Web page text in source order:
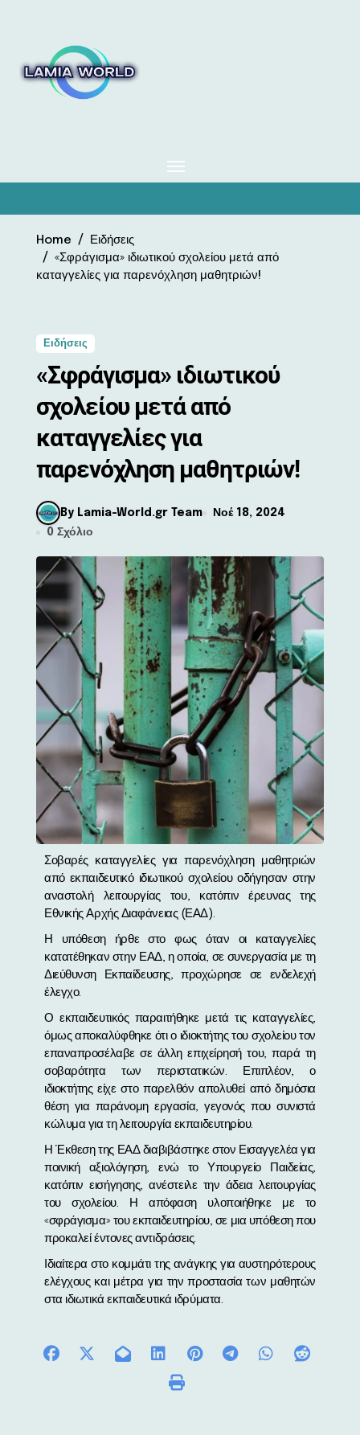
Home
Ειδήσεις
«Σφράγισμα» ιδιωτικού σχολείου μετά από
καταγγελίες για παρενόχληση μαθητριών!
Ειδήσεις
«Σφράγισμα» ιδιωτικού
σχολείου μετά από
καταγγελίες για
παρενόχληση μαθητριών!
By Lamia-World.gr Team
Νοέ 18, 2024
0 Σχόλιο
Σοβαρές καταγγελίες για παρενόχληση μαθητριών
από εκπαιδευτικό ιδιωτικού σχολείου οδήγησαν στην
αναστολή λειτουργίας του, κατόπιν έρευνας της
Εθνικής Αρχής Διαφάνειας (ΕΑΔ).
Η υπόθεση ήρθε στο φως όταν οι καταγγελίες
κατατέθηκαν στην ΕΑΔ, η οποία, σε συνεργασία με τη
Διεύθυνση Εκπαίδευσης, προχώρησε σε ενδελεχή
έλεγχο.
Ο εκπαιδευτικός παραιτήθηκε μετά τις καταγγελίες,
όμως αποκαλύφθηκε ότι ο ιδιοκτήτης του σχολείου τον
επαναπροσέλαβε σε άλλη επιχείρησή του, παρά τη
σοβαρότητα των περιστατικών. Επιπλέον, ο
ιδιοκτήτης είχε στο παρελθόν απολυθεί από δημόσια
θέση για παράνομη εργασία, γεγονός που συνιστά
κώλυμα για τη λειτουργία εκπαιδευτηρίου.
Η Έκθεση της ΕΑΔ διαβιβάστηκε στον Εισαγγελέα για
ποινική αξιολόγηση, ενώ το Υπουργείο Παιδείας,
κατόπιν εισήγησης, ανέστειλε την άδεια λειτουργίας
του σχολείου. Η απόφαση υλοποιήθηκε με το
«σφράγισμα» του εκπαιδευτηρίου, σε μια υπόθεση που
προκαλεί έντονες αντιδράσεις.
Ιδιαίτερα στο κομμάτι της ανάγκης για αυστηρότερους
ελέγχους και μέτρα για την προστασία των μαθητών
στα ιδιωτικά εκπαιδευτικά ιδρύματα.